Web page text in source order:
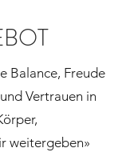
Balance, Freude
Vertrauen in
weitergeben»